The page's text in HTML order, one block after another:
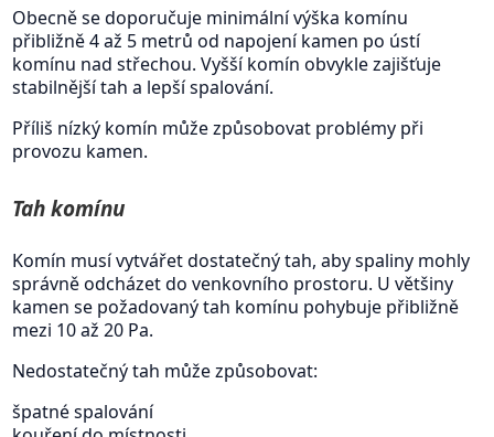
Obecně se doporučuje minimální výška komínu
přibližně 4 až 5 metrů od napojení kamen po ústí
komínu nad střechou. Vyšší komín obvykle zajišťuje
stabilnější tah a lepší spalování.
Příliš nízký komín může způsobovat problémy při
provozu kamen.
Tah komínu
Komín musí vytvářet dostatečný tah, aby spaliny mohly
správně odcházet do venkovního prostoru. U většiny
kamen se požadovaný tah komínu pohybuje přibližně
mezi 10 až 20 Pa.
Nedostatečný tah může způsobovat:
špatné spalování